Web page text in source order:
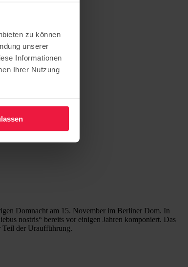
zu können
unserer
Informationen
Ihrer Nutzung
Domnacht am 15. November im Berliner Dom. In
nostris“ bereits vor einigen Jahren komponiert. Das
Teil der Uraufführung.